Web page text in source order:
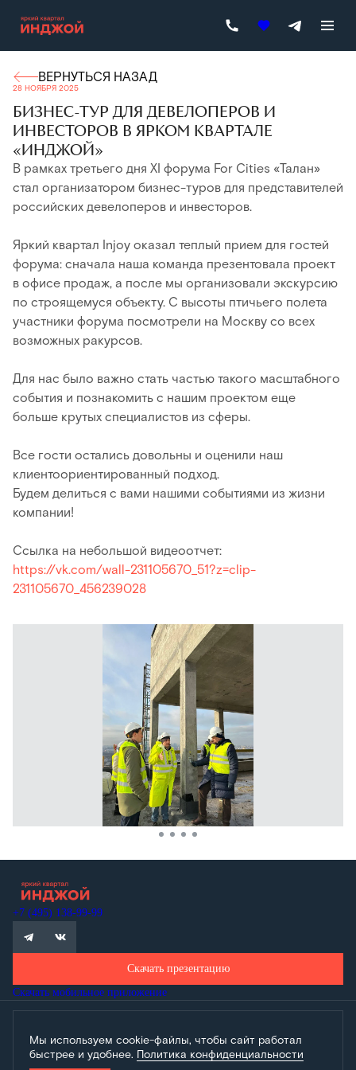
ВЕРНУТЬСЯ НАЗАД
28 НОЯБРЯ 2025
БИЗНЕС-ТУР ДЛЯ ДЕВЕЛОПЕРОВ И
ИНВЕСТОРОВ В ЯРКОМ КВАРТАЛЕ
«ИНДЖОЙ»
В рамках третьего дня XI форума For Cities «Талан»
стал организатором бизнес-туров для представителей
российских девелоперов и инвесторов.
Яркий квартал Injoy оказал теплый прием для гостей
форума: сначала наша команда презентовала проект
в офисе продаж, а после мы организовали экскурсию
по строящемуся объекту. С высоты птичьего полета
участники форума посмотрели на Москву со всех
возможных ракурсов.
Для нас было важно стать частью такого масштабного
события и познакомить с нашим проектом еще
больше крутых специалистов из сферы.
Все гости остались довольны и оценили наш
клиентоориентированный подход.
Будем делиться с вами нашими событиями из жизни
компании!
Ссылка на небольшой видеоотчет:
https://vk.com/wall-231105670_51?z=clip-
231105670_456239028
+7 (495) 138-99-99
Скачать презентацию
Скачать мобильное приложение
Политика обработки персональных данных
Обращаем внимание, что настоящий материал носит исключительно
информационный характер и не является публичной офертой, определяемой
Мы используем cookie-файлы, чтобы сайт работал
быстрее и удобнее. Политика конфиденциальности